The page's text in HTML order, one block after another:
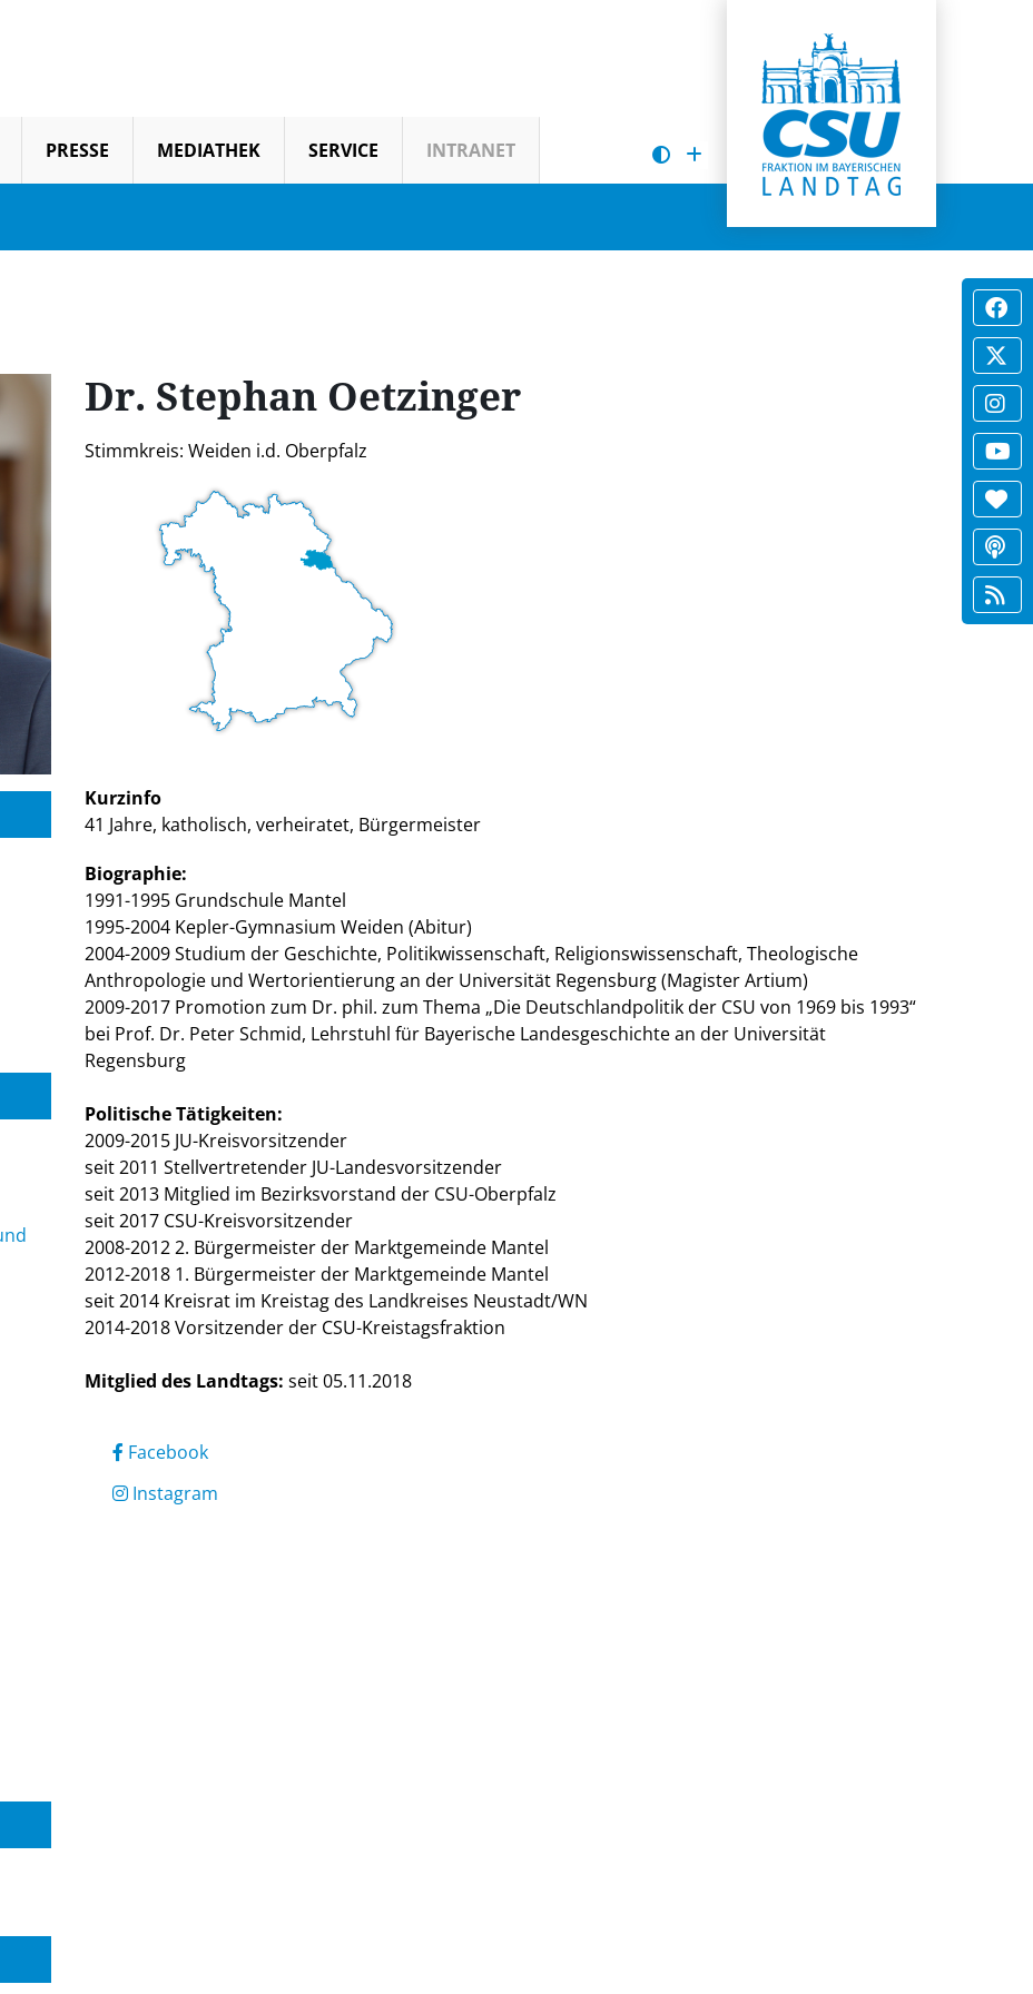
PRESSE MEDIATHEK SERVICE INTRANET
Dr. Stephan Oetzinger
Stimmkreis: Weiden i.d. Oberpfalz
Kurzinfo
41 Jahre, katholisch, verheiratet, Bürgermeister
Biographie:
1991-1995 Grundschule Mantel
1995-2004 Kepler-Gymnasium Weiden (Abitur)
2004-2009 Studium der Geschichte, Politikwissenschaft, Religionswissenschaft, Theologische
Anthropologie und Wertorientierung an der Universität Regensburg (Magister Artium)
2009-2017 Promotion zum Dr. phil. zum Thema „Die Deutschlandpolitik der CSU von 1969 bis 1993“
bei Prof. Dr. Peter Schmid, Lehrstuhl für Bayerische Landesgeschichte an der Universität
Regensburg
Politische Tätigkeiten:
2009-2015 JU-Kreisvorsitzender
seit 2011 Stellvertretender JU-Landesvorsitzender
seit 2013 Mitglied im Bezirksvorstand der CSU-Oberpfalz
seit 2017 CSU-Kreisvorsitzender
2008-2012 2. Bürgermeister der Marktgemeinde Mantel
2012-2018 1. Bürgermeister der Marktgemeinde Mantel
seit 2014 Kreisrat im Kreistag des Landkreises Neustadt/WN
2014-2018 Vorsitzender der CSU-Kreistagsfraktion
Mitglied des Landtags: seit 05.11.2018
Facebook
Instagram